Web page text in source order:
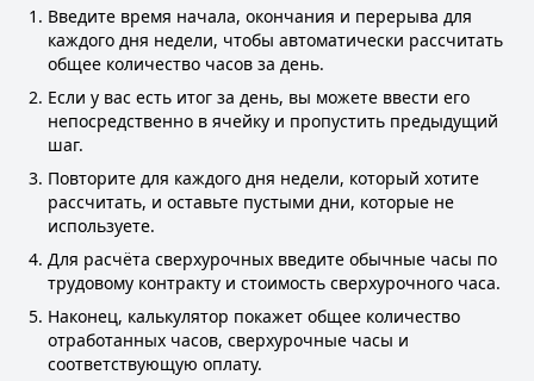
Введите время начала, окончания и перерыва для
каждого дня недели, чтобы автоматически рассчитать
общее количество часов за день.
Если у вас есть итог за день, вы можете ввести его
непосредственно в ячейку и пропустить предыдущий
шаг.
Повторите для каждого дня недели, который хотите
рассчитать, и оставьте пустыми дни, которые не
используете.
Для расчёта сверхурочных введите обычные часы по
трудовому контракту и стоимость сверхурочного часа.
Наконец, калькулятор покажет общее количество
отработанных часов, сверхурочные часы и
соответствующую оплату.